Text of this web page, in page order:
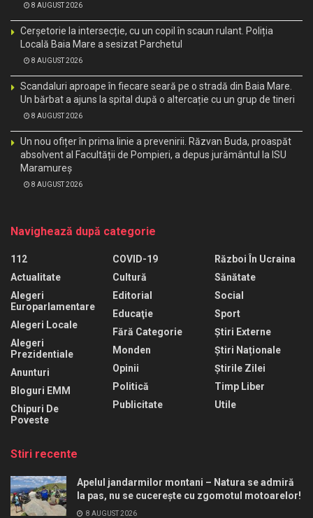
8 AUGUST 2026
Cerșetorie la intersecție, cu un copil în scaun rulant. Poliția
Locală Baia Mare a sesizat Parchetul
8 AUGUST 2026
Scandaluri aproape în fiecare seară pe o stradă din Baia Mare.
Un bărbat a ajuns la spital după o altercație cu un grup de tineri
8 AUGUST 2026
Un nou ofițer în prima linie a prevenirii. Răzvan Buda, proaspăt
absolvent al Facultății de Pompieri, a depus jurământul la ISU
Maramureș
8 AUGUST 2026
Navighează după categorie
112
Actualitate
Alegeri
Europarlamentare
Alegeri Locale
Alegeri
Prezidentiale
Anunturi
Bloguri EMM
Chipuri De
Poveste
COVID-19
Cultură
Editorial
Educaţie
Fără Categorie
Monden
Opinii
Politică
Publicitate
Război În Ucraina
Sănătate
Social
Sport
Știri Externe
Știri Naționale
Știrile Zilei
Timp Liber
Utile
Stiri recente
Apelul jandarmilor montani – Natura se admiră
la pas, nu se cucerește cu zgomotul motoarelor!
8 AUGUST 2026